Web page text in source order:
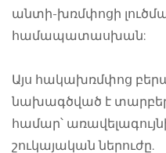
անտի-խռմփոցի
համապատասխան:
Այս հակախռմփոց
նախագծված է տարբեր
համար՝
շուկայական ներուժը.